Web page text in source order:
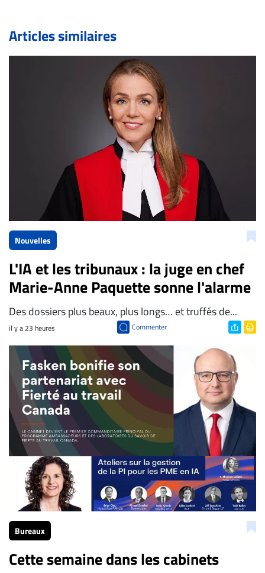
de validation, un droit de réponse.
Bien à vous,
La Rédaction de Droit-inc.com
Articles similaires
Nouvelles
L'IA et les tribunaux : la juge en chef
Marie-Anne Paquette sonne l'alarme
Des dossiers plus beaux, plus longs… et truffés de...
il y a 23 heures Commenter
Bureaux
Cette semaine dans les cabinets